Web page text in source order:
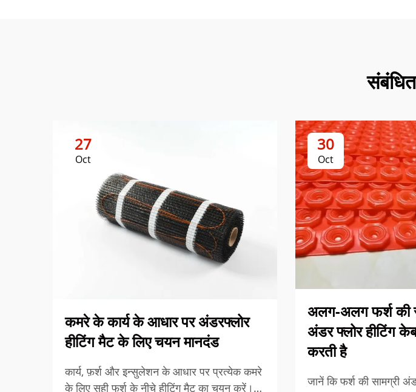
27
Oct
कमरे के कार्य के आधार पर अंडरफ्लोर
हीटिंग मैट के लिए चयन मानदंड
कार्य, फ़र्श और इन्सुलेशन के आधार पर प्रत्येक कमरे
के लिए सही फर्श के नीचे हीटिंग मैट का चयन करें।
30
Oct
अलग-अलग फर्श की
अंडर फ्लोर हीटिंग
करती है
जानें कि फर्श की सामग्री